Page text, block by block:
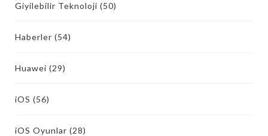
Giyilebilir Teknoloji (50)
Haberler (54)
Huawei (29)
iOS (56)
iOS Oyunlar (28)